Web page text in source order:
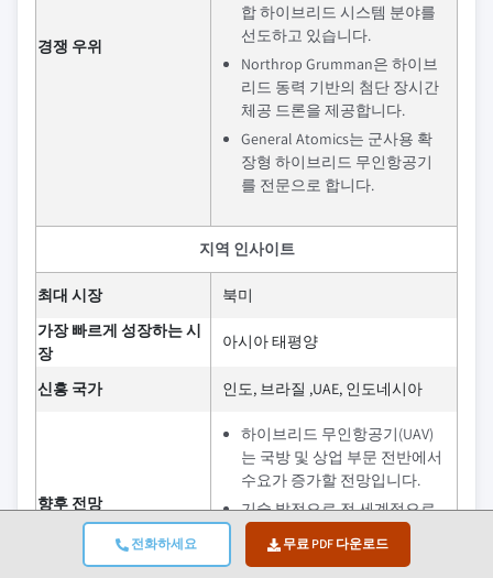
전화하세요 무료 PDF 다운로드
경쟁 우위
합 하이브리드 시스템 분야를
선도하고 있습니다.
Northrop Grumman은 하이브
리드 동력 기반의 첨단 장시간
체공 드론을 제공합니다.
General Atomics는 군사용 확
장형 하이브리드 무인항공기
를 전문으로 합니다.
지역 인사이트
최대 시장
북미
가장 빠르게 성장하는 시
장
아시아 태평양
신흥 국가 인도, 브라질 ,UAE, 인도네시아
향후 전망
하이브리드 무인항공기(UAV)
는 국방 및 상업 부문 전반에서
수요가 증가할 전망입니다.
기술 발전으로 전 세계적으로
체공 시간, 효율성 및 운용 역량
이 향상될 전망입니다.